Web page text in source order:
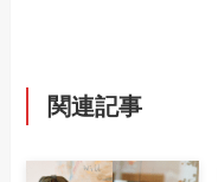
関連記事